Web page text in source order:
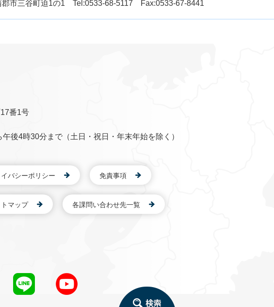
市三谷町迫1の1 Tel:0533-68-5117 Fax:0533-67-8441
番1号
後4時30分まで（土日・祝日・年末年始を除く）
バシーポリシー 免責事項
マップ 各課問い合わせ先一覧